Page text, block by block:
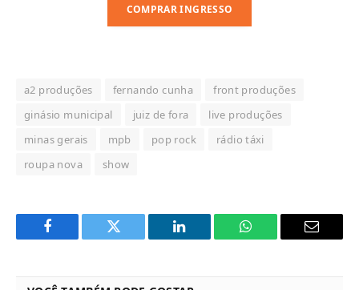
COMPRAR INGRESSO
a2 produções fernando cunha
front produções
ginásio municipal
juiz de fora
live produções
minas gerais
mpb pop rock
rádio táxi
roupa nova
show
Facebook Twitter LinkedIn WhatsApp Email